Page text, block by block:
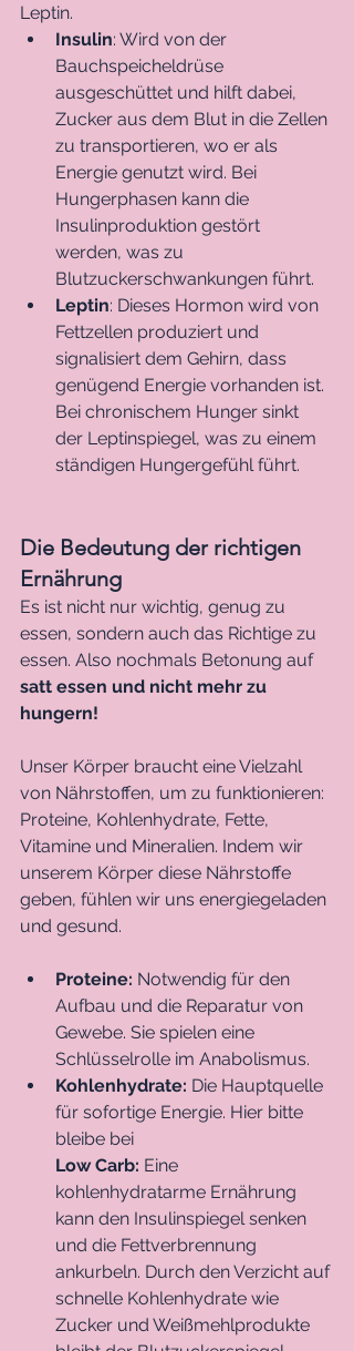
Leptin.
Insulin: Wird von der
Bauchspeicheldrüse
ausgeschüttet und hilft dabei,
Zucker aus dem Blut in die Zellen
zu transportieren, wo er als
Energie genutzt wird. Bei
Hungerphasen kann die
Insulinproduktion gestört
werden, was zu
Blutzuckerschwankungen führt.
Leptin: Dieses Hormon wird von
Fettzellen produziert und
signalisiert dem Gehirn, dass
genügend Energie vorhanden ist.
Bei chronischem Hunger sinkt
der Leptinspiegel, was zu einem
ständigen Hungergefühl führt.
Die Bedeutung der richtigen
Ernährung
Es ist nicht nur wichtig, genug zu
essen, sondern auch das Richtige zu
essen. Also nochmals Betonung auf
satt essen und nicht mehr zu
hungern!
Unser Körper braucht eine Vielzahl
von Nährstoffen, um zu funktionieren:
Proteine, Kohlenhydrate, Fette,
Vitamine und Mineralien. Indem wir
unserem Körper diese Nährstoffe
geben, fühlen wir uns energiegeladen
und gesund.
Proteine: Notwendig für den
Aufbau und die Reparatur von
Gewebe. Sie spielen eine
Schlüsselrolle im Anabolismus.
Kohlenhydrate: Die Hauptquelle
für sofortige Energie. Hier bitte
bleibe bei
Low Carb: Eine
kohlenhydratarme Ernährung
kann den Insulinspiegel senken
und die Fettverbrennung
ankurbeln. Durch den Verzicht auf
schnelle Kohlenhydrate wie
Zucker und Weißmehlprodukte